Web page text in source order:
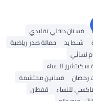
فستان داخلي تقليدي
شنط يد
حمالة صدر رياضية
نسائي
سكيتشرز للنساء
رمضان
فساتين محتشمة
للنساء
قفطان